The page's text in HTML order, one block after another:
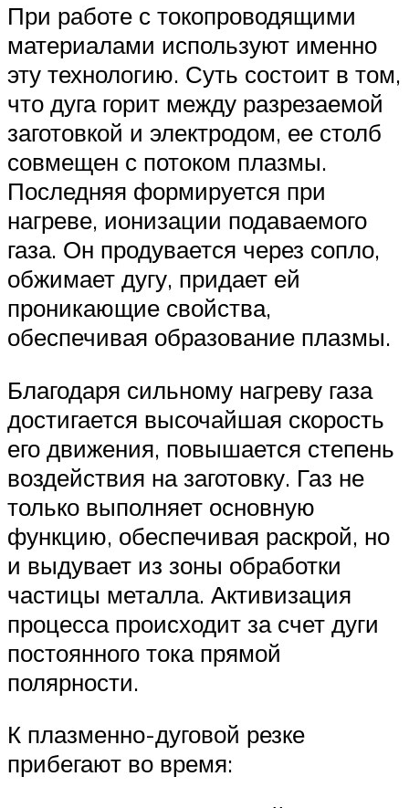
При работе с токопроводящими
материалами используют именно
эту технологию. Суть состоит в том,
что дуга горит между разрезаемой
заготовкой и электродом, ее столб
совмещен с потоком плазмы.
Последняя формируется при
нагреве, ионизации подаваемого
газа. Он продувается через сопло,
обжимает дугу, придает ей
проникающие свойства,
обеспечивая образование плазмы.
Благодаря сильному нагреву газа
достигается высочайшая скорость
его движения, повышается степень
воздействия на заготовку. Газ не
только выполняет основную
функцию, обеспечивая раскрой, но
и выдувает из зоны обработки
частицы металла. Активизация
процесса происходит за счет дуги
постоянного тока прямой
полярности.
К плазменно-дуговой резке
прибегают во время: